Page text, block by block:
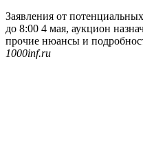
Заявления от
до 8:00 4 мая, аукцион
прочие нюансы и
1000inf.ru